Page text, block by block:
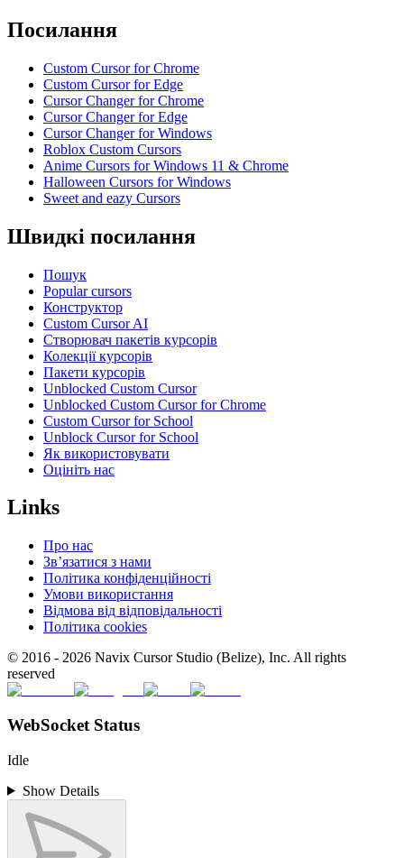
Посилання
Custom Cursor for Chrome
Custom Cursor for Edge
Cursor Changer for Chrome
Cursor Changer for Edge
Cursor Changer for Windows
Roblox Custom Cursors
Anime Cursors for Windows 11 & Chrome
Halloween Cursors for Windows
Sweet and eazy Cursors
Швидкі посилання
Пошук
Popular cursors
Конструктор
Custom Cursor AI
Створювач пакетів курсорів
Колекції курсорів
Пакети курсорів
Unblocked Custom Cursor
Unblocked Custom Cursor for Chrome
Custom Cursor for School
Unblock Cursor for School
Як використовувати
Оцініть нас
Links
Про нас
Зв’язатися з нами
Політика конфіденційності
Умови використання
Відмова від відповідальності
Політика cookies
© 2016 - 2026 Navix Cursor Studio (Belize), Inc. All rights
reserved
WebSocket Status
Idle
Show Details